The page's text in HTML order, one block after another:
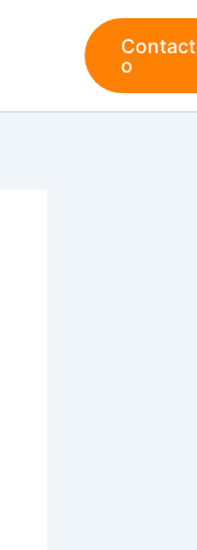
Contact
o